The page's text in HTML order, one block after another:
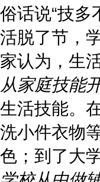
俗话说“技多
活脱了节，
家认为，生
从家庭技能
生活技能。
洗小件衣物
色；到了大